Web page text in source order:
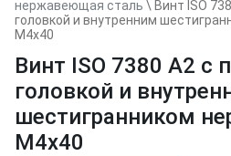
нержавеющая сталь \ Винт ISO
головкой и внутренним
M4x40
Винт ISO 7380 A2 с
головкой и
шестигранником
M4x40